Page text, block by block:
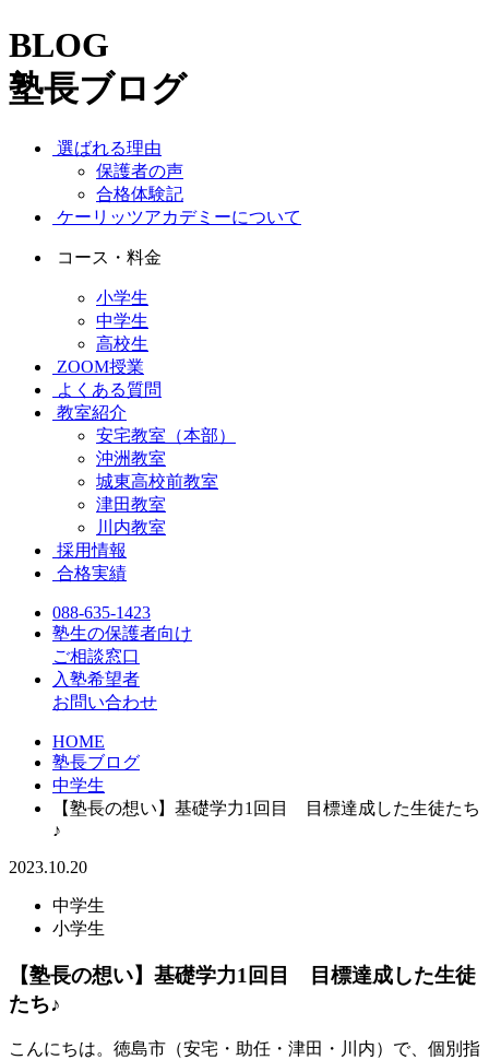
BLOG
塾長ブログ
選ばれる理由
保護者の声
合格体験記
ケーリッツアカデミーについて
コース・料金
小学生
中学生
高校生
ZOOM授業
よくある質問
教室紹介
安宅教室（本部）
沖洲教室
城東高校前教室
津田教室
川内教室
採用情報
合格実績
088-635-1423
塾生の保護者向け
ご相談窓口
入塾希望者
お問い合わせ
HOME
塾長ブログ
中学生
【塾長の想い】基礎学力1回目 目標達成した生徒たち
♪
2023.10.20
中学生
小学生
【塾長の想い】基礎学力1回目 目標達成した生徒
たち♪
こんにちは。徳島市（安宅・助任・津田・川内）で、個別指